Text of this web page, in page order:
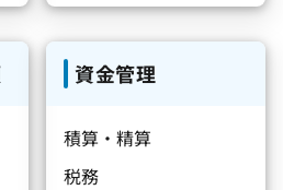
資金管理
積算・精算
税務